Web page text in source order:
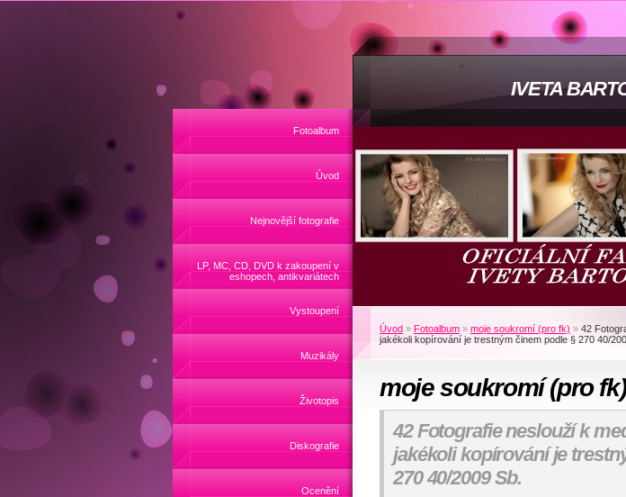
IVETA
Fotoalbum
Úvod
Nejnovější fotografie
LP, MC, CD, DVD k zakoupení v
eshopech, antikvariátech
Vystoupení
Muzikály
Životopis
Diskografie
Ocenění
Úvod » Fotoalbum » moje soukromí (pro fk) » 42
jakékoli kopírování je trestným činem podle § 270 40/
moje soukromí (pro fk)
42 Fotografie neslouží k
jakékoli kopírování je
270 40/2009 Sb.